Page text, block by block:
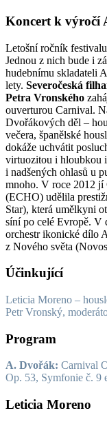
Koncert k výročí
Letošní ročník
Jednou z nich bude i
hudebnímu skladateli
lety. Severočeská
Petra Vronského
ouverturou Carnival.
Dvořákových děl –
večera, španělské
dokáže uchvátit
virtuozitou i hloubkou
i nadšených ohlasů u
mnoho. V roce 2012 jí
(ECHO) udělila
Star), která umělkyni
síní po celé Evropě. V
orchestr ikonické dílo
z Nového světa
Účinkující
Leticia Moreno –
Petr Vronský,
Program
A. Dvořák: Carnival
Op. 53, Symfonie č. 9
Leticia Moreno